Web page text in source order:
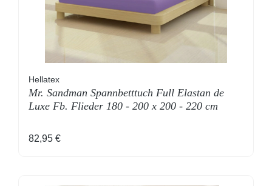
Hellatex
Mr. Sandman Spannbetttuch Full Elastan de
Luxe Fb. Flieder 180 - 200 x 200 - 220 cm
Regulärer Preis:
82,95 €